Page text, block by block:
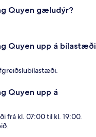
Quyen gæludýr?
Quyen upp á bílastæði
Quyen upp á
frá kl. 07:00 til kl. 19:00.